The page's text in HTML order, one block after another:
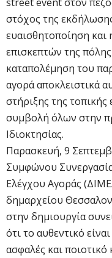
στόχος της
ευαισθητοποίηση
επισκεπτών της
καταπολέμηση του
αγορά αποκλειστικά
στήριξης της τοπικής
συμβολή όλων στην
Ιδιοκτησίας.
Παρασκευή, 9
Συμφώνου
Ελέγχου Αγοράς
δημαρχείου
στην δημιουργία
ότι το αυθεντικό
ασφαλές και